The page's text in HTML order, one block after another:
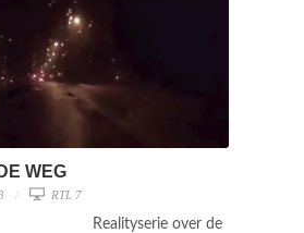
WEG
RTL 7
Realityserie over de